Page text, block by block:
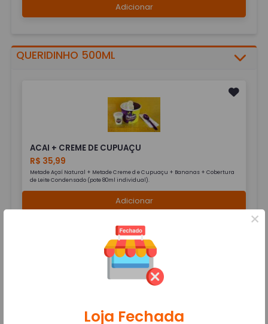
Adicionar
QUERIDINHO 500ML
ACAI + CREME DE CUPUAÇU
R$ 35,99
Metade Açaí Natural + Metade Creme d e Cupuaçu + Bananas + Cobertura
de Leite Condensado (pote 80ml individual).
Adicionar
Acaí Natural + Granola + Banana + Cobertura de Leite Condensado (Pote de
×
Loja Fechada